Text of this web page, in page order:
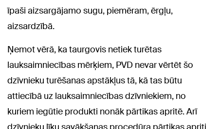
īpaši aizsargājamo sugu, piemēram, ērgļu,
aizsardzībā.
Ņemot vērā, ka taurgovis netiek turētas
lauksaimniecības mērķiem, PVD nevar vērtēt šo
dzīvnieku turēšanas apstākļus tā, kā tas būtu
attiecībā uz lauksaimniecības dzīvniekiem, no
kuriem iegūtie produkti nonāk pārtikas apritē. Arī